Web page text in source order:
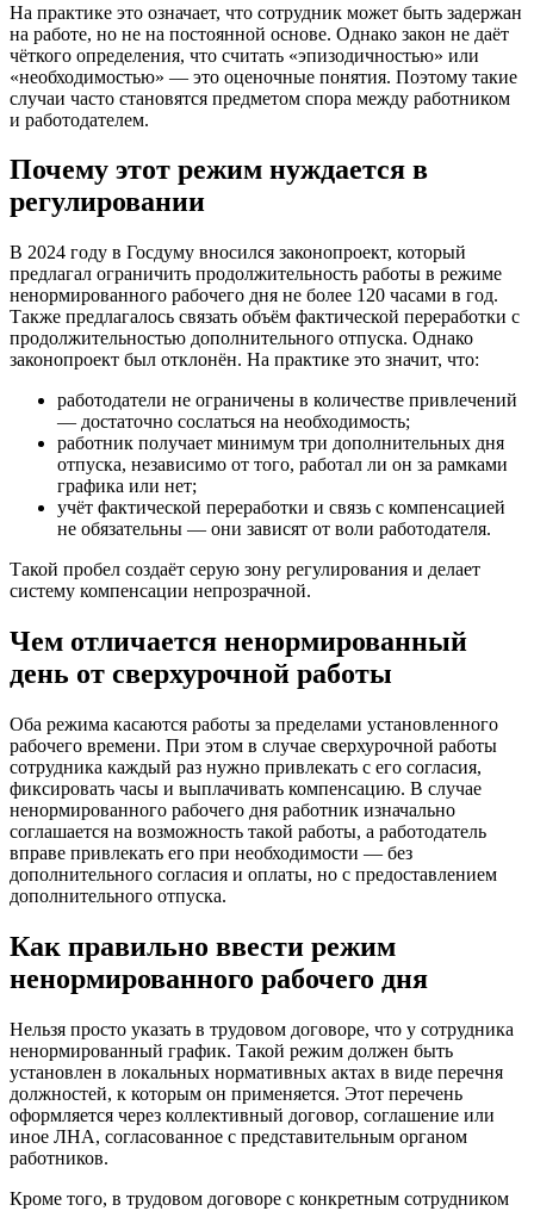
На практике это означает, что сотрудник может быть задержан
на работе, но не на постоянной основе. Однако закон не даёт
чёткого определения, что считать «эпизодичностью» или
«необходимостью» — это оценочные понятия. Поэтому такие
случаи часто становятся предметом спора между работником
и работодателем.
Почему этот режим нуждается в
регулировании
В 2024 году в Госдуму вносился законопроект, который
предлагал ограничить продолжительность работы в режиме
ненормированного рабочего дня не более 120 часами в год.
Также предлагалось связать объём фактической переработки с
продолжительностью дополнительного отпуска. Однако
законопроект был отклонён. На практике это значит, что:
работодатели не ограничены в количестве привлечений
— достаточно сослаться на необходимость;
работник получает минимум три дополнительных дня
отпуска, независимо от того, работал ли он за рамками
графика или нет;
учёт фактической переработки и связь с компенсацией
не обязательны — они зависят от воли работодателя.
Такой пробел создаёт серую зону регулирования и делает
систему компенсации непрозрачной.
Чем отличается ненормированный
день от сверхурочной работы
Оба режима касаются работы за пределами установленного
рабочего времени. При этом в случае сверхурочной работы
сотрудника каждый раз нужно привлекать с его согласия,
фиксировать часы и выплачивать компенсацию. В случае
ненормированного рабочего дня работник изначально
соглашается на возможность такой работы, а работодатель
вправе привлекать его при необходимости — без
дополнительного согласия и оплаты, но с предоставлением
дополнительного отпуска.
Как правильно ввести режим
ненормированного рабочего дня
Нельзя просто указать в трудовом договоре, что у сотрудника
ненормированный график. Такой режим должен быть
установлен в локальных нормативных актах в виде перечня
должностей, к которым он применяется. Этот перечень
оформляется через коллективный договор, соглашение или
иное ЛНА, согласованное с представительным органом
работников.
Кроме того, в трудовом договоре с конкретным сотрудником